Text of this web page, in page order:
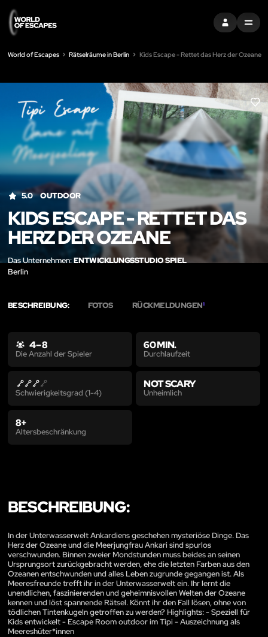
EINTRAGEN
MENU
World of Escapes Rätselräume in Berlin Kids Escape - Rettet das Herz der Ozeane
LIKE
5.0 OUTDOOR
KIDS ESCAPE - RETTET DAS
HERZ DER OZEANE
Das Unternehmen:ENTWICKLUNGSSTUDIO SPIEL
Berlin
BESCHREIBUNG: FOTOS RÜCKMELDUNGEN1
4 – 8
Die Anzahl der Spieler
60 MIN.
Durchlaufzeit
Schwierigkeitsgrad (1-4)
NOT SCARY
Unheimlich
8+
Altersbeschränkung
BESCHREIBUNG:
In der Unterwasserwelt Ankardiens geschehen mysteriöse Dinge. Das
Herz der Ozeane und die Meerjungfrau Ankari sind spurlos
verschwunden. Binnen zweier Mondstunden muss beides an seinen
Ursprungsort zurückgebracht werden, ehe die letzten Farben aus den
Ozeanen entschwunden und alles Leben zugrunde gegangen ist. Als
Meeresfreunde trefft ihr in der Unterwasserwelt ein. Ihr lernt die
unendlichen, faszinierenden und geheimnisvollen Welten der Ozeane
kennen und löst spannende Rätsel. Könnt ihr den Fall lösen, ohne von
tödlichen Tintenkugeln getroffen zu werden? Highlights: - Speziell für
Kids entwickelt - Escape Room outdoor im Tipi - Auszeichnung als
Meereshüter*innen